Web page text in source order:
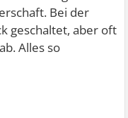
Bei der
geschaltet, aber oft
Alles so